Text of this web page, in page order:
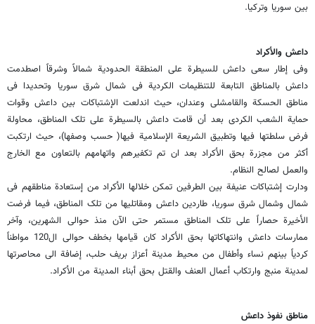
بین سوریا وترکیا.
داعش والأکراد
وفی إطار سعی داعش للسیطرة على المنطقة الحدودیة شمالاً وشرقاً اصطدمت
داعش بالمناطق التابعة للتنظیمات الکردیة فی شمال شرق سوریا وتحدیدا فی
مناطق الحسکة والقامشلی وعندان، حیث اندلعت الإشتباکات بین داعش وقوات
حمایة الشعب الکردی بعد أن قامت داعش بالسیطرة على تلک المناطق، محاولة
فرض سلطتها فیها وتطبیق الشریعة الإسلامیة فیها( حسب وصفها)، حیث ارتکبت
أکثر من مجزرة بحق الأکراد بعد ان تم تکفیرهم واتهامهم بالتعاون مع الخارج
والعمل لصالح النظام.
ودارت إشتباکات عنیفة بین الطرفین تمکن خلالها الأکراد من إستعادة مناطقهم فی
شمال وشمال شرق سوریا، طاردین داعش ومقاتلیها من تلک المناطق، فیما فرضت
الأخیرة حصاراً على تلک المناطق مستمر حتى الآن منذ حوالی الشهرین، وآخر
ممارسات داعش وانتهاکاتها بحق الأکراد کان قیامها بخطف حوالی ال120 مواطناً
کردیاً بینهم نساء وأطفال من محیط مدینة أعزاز بریف حلب، إضافة الى محاصرتها
لمدینة منبج وارتکاب أعمال العنف والقتل بحق أبناء المدینة من الأکراد.
مناطق نفوذ داعش